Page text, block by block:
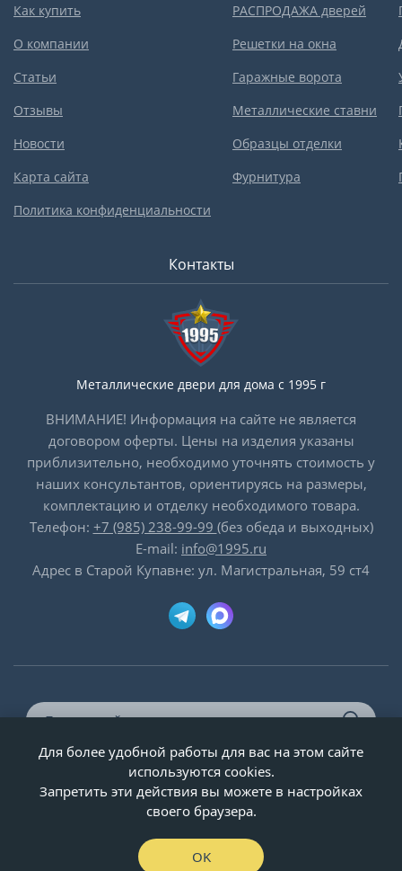
Как купить
О компании
Статьи
Отзывы
Новости
Карта сайта
Политика конфиденциальности
РАСПРОДАЖА дверей
Решетки на окна
Гаражные ворота
Металлические ставни
Образцы отделки
Фурнитура
Контакты
Металлические двери для дома с 1995 г
ВНИМАНИЕ! Информация на сайте не является
договором оферты. Цены на изделия указаны
приблизительно, необходимо уточнять стоимость у
наших консультантов, ориентируясь на размеры,
комплектацию и отделку необходимого товара.
Телефон: +7 (985) 238-99-99 (без обеда и выходных)
E-mail: info@1995.ru
Адрес в Старой Купавне: ул. Магистральная, 59 ст4
© ООО «Двери-и-точка», ИНН 5020092947, 1995-2026 г.
Для более удобной работы для вас на этом сайте
используются cookies.
Запретить эти действия вы можете в настройках
своего браузера.
OK